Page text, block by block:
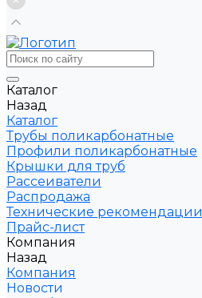
Каталог
Назад
Каталог
Трубы поликарбонатные
Профили поликарбонатные
Крышки для труб
Рассеиватели
Распродажа
Технические рекомендации
Прайс-лист
Компания
Назад
Компания
Новости